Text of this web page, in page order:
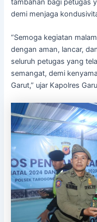
demi menjaga
“Semoga kegiatan
dengan aman, lancar,
seluruh petugas yang
semangat, demi
Garut,” ujar Kapolres